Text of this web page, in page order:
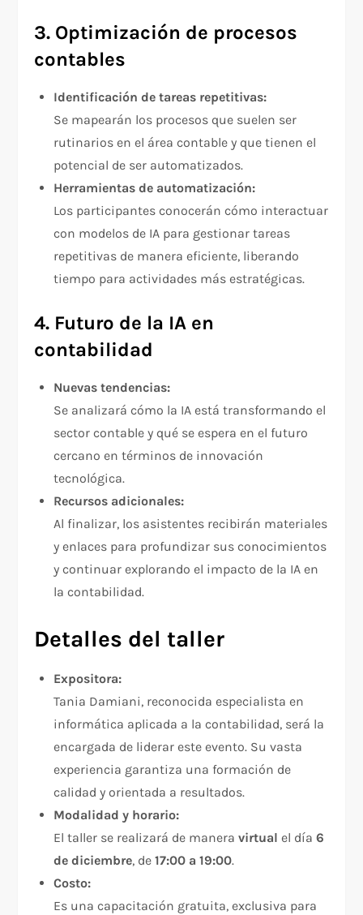
3. Optimización de procesos
contables
Identificación de tareas repetitivas:
Se mapearán los procesos que suelen ser
rutinarios en el área contable y que tienen el
potencial de ser automatizados.
Herramientas de automatización:
Los participantes conocerán cómo interactuar
con modelos de IA para gestionar tareas
repetitivas de manera eficiente, liberando
tiempo para actividades más estratégicas.
4. Futuro de la IA en
contabilidad
Nuevas tendencias:
Se analizará cómo la IA está transformando el
sector contable y qué se espera en el futuro
cercano en términos de innovación
tecnológica.
Recursos adicionales:
Al finalizar, los asistentes recibirán materiales
y enlaces para profundizar sus conocimientos
y continuar explorando el impacto de la IA en
la contabilidad.
Detalles del taller
Expositora:
Tania Damiani, reconocida especialista en
informática aplicada a la contabilidad, será la
encargada de liderar este evento. Su vasta
experiencia garantiza una formación de
calidad y orientada a resultados.
Modalidad y horario:
El taller se realizará de maneravirtual el día6
de diciembre, de17:00 a 19:00.
Costo:
Es una capacitación gratuita, exclusiva para